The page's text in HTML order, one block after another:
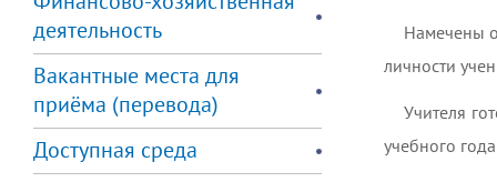
деятельность
Вакантные места для
приёма (перевода)
Доступная среда
Намечены
личности
Учителя
учебного